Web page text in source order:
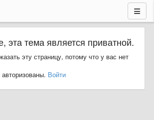
эта тема является приватной.
эту страницу, потому что у вас нет
Войти